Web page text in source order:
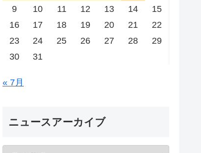
9
10 11 12 13 14
15
16
17 18 19 20 21
22
23
24 25 26 27 28
29
30
31
« 7月
ニュースアーカイブ